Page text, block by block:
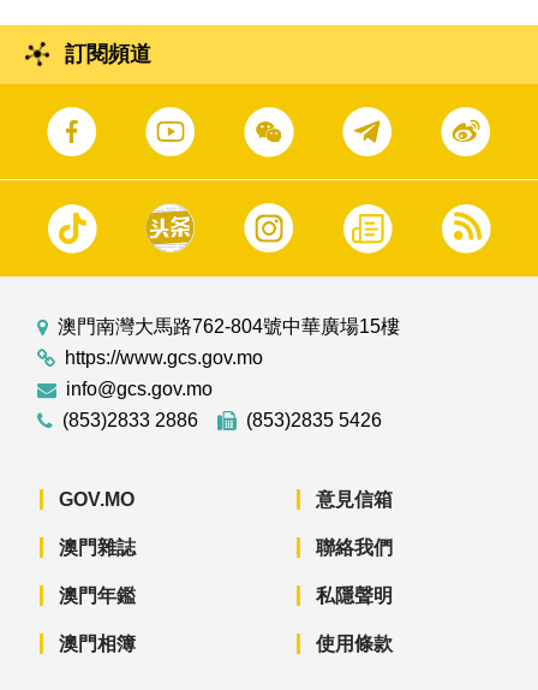
訂閱頻道
澳門南灣大馬路762-804號中華廣場15樓
https://www.gcs.gov.mo
info@gcs.gov.mo
(853)2833 2886
(853)2835 5426
GOV.MO
澳門雜誌
澳門年鑑
澳門相簿
意見信箱
聯絡我們
私隱聲明
使用條款